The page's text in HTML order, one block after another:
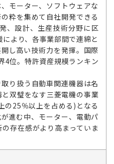
モーター、ソフトウェアな
粋を集めて自社開発できる
、設計、生産技術分野に区
より、各事業部間で連綿と
し高い技術力を発揮。国際
4位。特許資産規模ランキン
り扱う自動車関連機器は名
双璧をなす三菱電機の事業
の25％以上を占める)となる
進む中、モーター、電動パ
存在感がより高まっていま